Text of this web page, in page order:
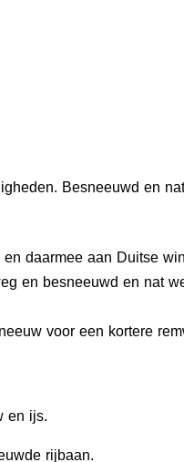
Besneeuwd en
daarmee aan Duitse
en besneeuwd en nat
voor een kortere
en ijs.
rijbaan.